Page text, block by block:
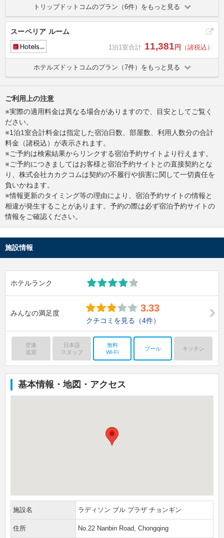
トリップドットコムのプラン（6件）をもっと見る
スーペリア ルーム
1泊1室合計 11,381 円 （諸税込）
ホテルズドットコムのプラン（7件）をもっと見る
ご利用上の注意
※実際の適用料金は異なる場合がありますので、目安としてご覧く
ださい。
※1泊1室合計料金は指定した宿泊日数、部屋数、利用人数分の合計
料金（諸税込）が表示されます。
※ご予約は検索結果からリンクする宿泊予約サイトより行えます。
※ご予約につきましてはお客様と宿泊予約サイトとの直接契約とな
り、株式会社カカクコムは契約の不履行や損害に関して一切責任を
負いかねます。
※情報更新のタイミング等の理由により、宿泊予約サイトの情報と
相違が発生することがあります。予約の際は必ず宿泊予約サイトの
情報をご確認ください。
施設情報
ホテルランク
みんなの満足度 3.33
クチコミを見る （4件）
空港
送迎
日本語
スタッフ
無料
Wi-Fi
プール キッチン
基本情報・地図・アクセス
施設名 ラディソン ブル プラザ チョンギン
住所 No.22 Nanbin Road, Chongqing